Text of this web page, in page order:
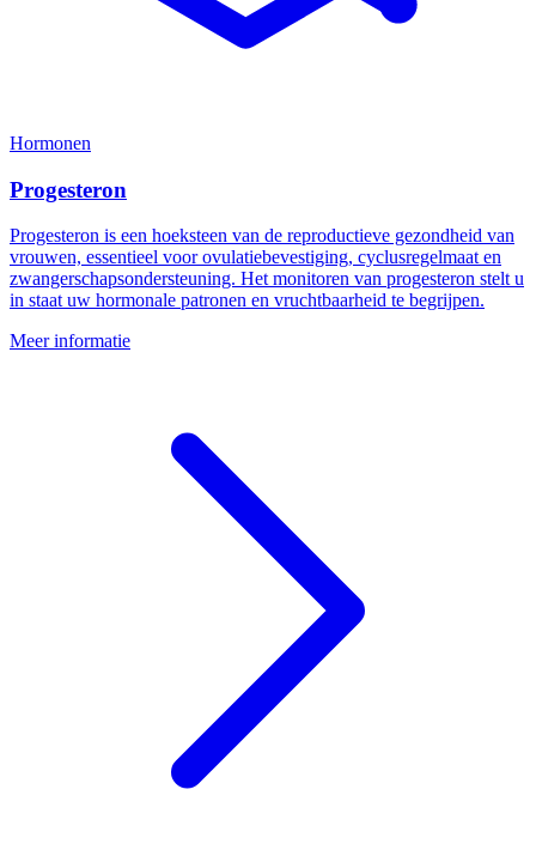
Hormonen
Progesteron
Progesteron is een hoeksteen van de reproductieve gezondheid van
vrouwen, essentieel voor ovulatiebevestiging, cyclusregelmaat en
zwangerschapsondersteuning. Het monitoren van progesteron stelt u
in staat uw hormonale patronen en vruchtbaarheid te begrijpen.
Meer informatie